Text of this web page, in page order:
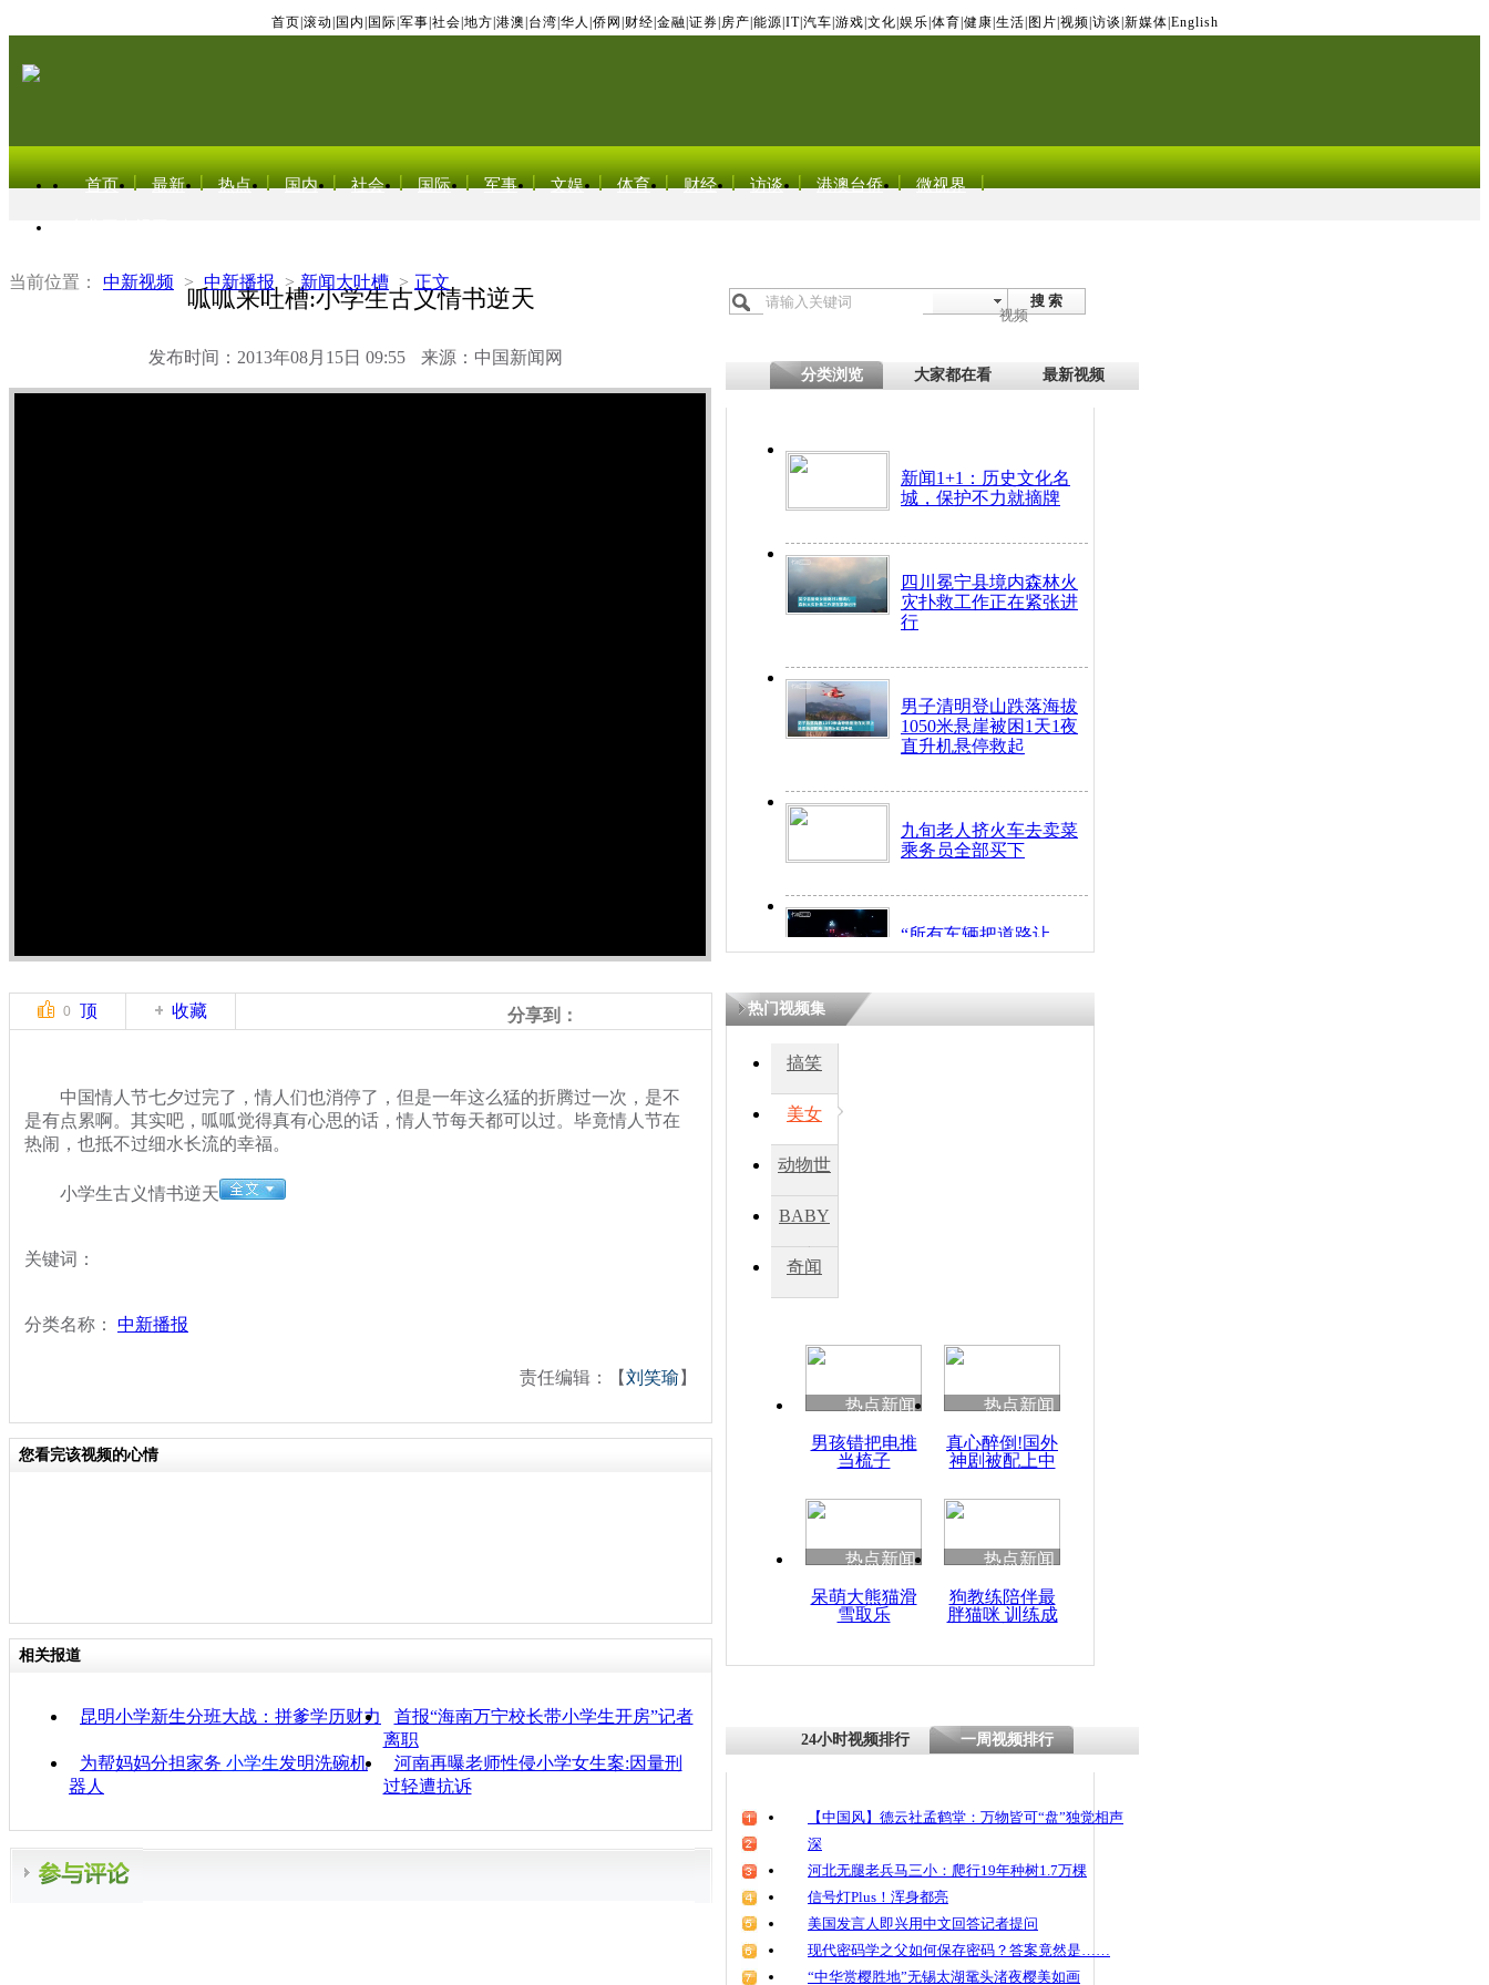
首页 滚动 国内 国际 军事 社会 地方 港澳 台湾 华人 侨网 财经 金融 证券 房产 能源 IT| 汽车 游戏 文化 娱乐 体育 健康 生活 图片 视频 访谈 新媒体 English
首页 最新 热点 国内 社会 国际 军事 文娱 体育 财经 访谈 港澳台侨 微视界
当前位置： 中新视频 > 中新播报 > 新闻大吐槽 > 正文
呱呱来吐槽:小学生古义情书逆天
发布时间：2013年08月15日 09:55 来源：中国新闻网
搜 索
视频
分类浏览 大家都在看 最新视频
新闻1+1：历史文化名
城，保护不力就摘牌
四川冕宁县境内森林火
灾扑救工作正在紧张进
行
男子清明登山跌落海拔
1050米悬崖被困1天1夜
直升机悬停救起
九旬老人挤火车去卖菜
乘务员全部买下
“所有车辆把道路让
开！”儿童突发疾病交
四川兴文苗乡上万人欢
度苗族花山节
清明祭英烈 哀思悼忠
小学生古义情书逆天
0 顶 收藏 分享到：
中国情人节七夕过完了，情人们也消停了，但是一年这么猛的折腾过一次，是不
是有点累啊。其实吧，呱呱觉得真有心思的话，情人节每天都可以过。毕竟情人节在
热闹，也抵不过细水长流的幸福。
小学生古义情书逆天
关键词：
分类名称： 中新播报
责任编辑：【刘笑瑜 】
您看完该视频的心情
相关报道
昆明小学新生分班大战：拼爹学历财力
首报“海南万宁校长带小学生开房”记者
离职
为帮妈妈分担家务 小学生发明洗碗机
器人
河南再曝老师性侵小学女生案:因量刑
过轻遭抗诉
热门视频集
搞笑
美女
动物世
BABY
秀
奇闻
热点新闻
男孩错把电推
当梳子
热点新闻
真心醉倒!国外
神剧被配上中
热点新闻
呆萌大熊猫滑
雪取乐
热点新闻
狗教练陪伴最
胖猫咪 训练成
24小时视频排行 一周视频排行
【中国风】德云社孟鹤堂：万物皆可“盘”独觉相声
深
河北无腿老兵马三小：爬行19年种树1.7万棵
信号灯Plus！浑身都亮
美国发言人即兴用中文回答记者提问
现代密码学之父如何保存密码？答案竟然是……
“中华赏樱胜地”无锡太湖鼋头渚夜樱美如画